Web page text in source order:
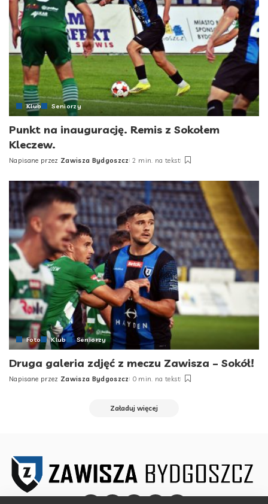
Klub Seniorzy
Punkt na inaugurację. Remis z Sokołem
Kleczew.
Posted
Napisane przez Zawisza Bydgoszcz 2 min. na tekst
Foto Klub Seniorzy
Druga galeria zdjęć z meczu Zawisza – Sokół!
Posted
Napisane przez Zawisza Bydgoszcz 0 min. na tekst
Załaduj więcej